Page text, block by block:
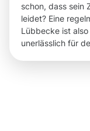
schon, dass sein
leidet? Eine
Lübbecke ist
unerlässlich für